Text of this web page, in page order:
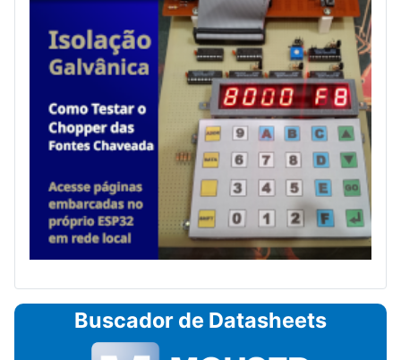
Buscador de Datasheets